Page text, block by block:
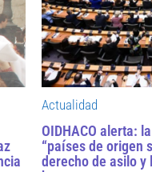
Actualidad
OIDHACO alerta:
“países de origen
derecho de asilo y